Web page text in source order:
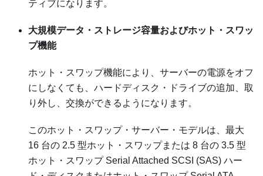
ティブになります。
大規模データ・ストレージ容量およびホット・スワッ
プ機能
ホット・スワップ機能により、サーバーの電源をオフ
にしなくても、ハードディスク・ドライブの追加、取
り外し、交換ができるようになります。
このホット・スワップ・サーバー・モデルは、最大
16 台の 2.5 型ホット・スワップまたは 8 台の 3.5 型
ホット・スワップ Serial Attached SCSI (SAS) ハー